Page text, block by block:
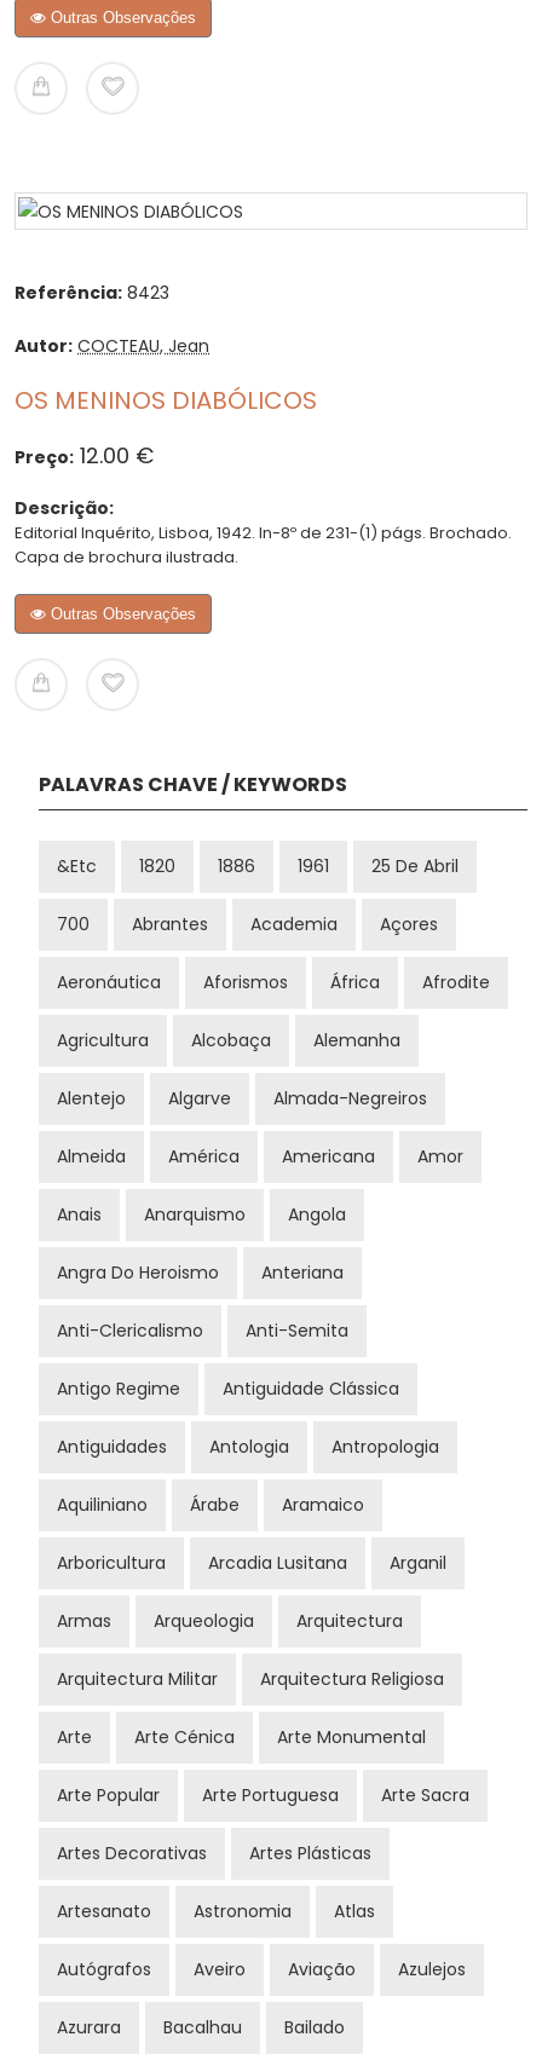
Outras Observações
Referência: 8423
Autor: COCTEAU, Jean
OS MENINOS DIABÓLICOS
Preço: 12.00 €
Descrição:
Editorial Inquérito, Lisboa, 1942. In-8º de 231-(1) págs. Brochado.
Capa de brochura ilustrada.
Outras Observações
PALAVRAS CHAVE / KEYWORDS
&etc 1820 1886 1961 25 De Abril
700 Abrantes Academia Açores
Aeronáutica Aforismos África Afrodite
Agricultura Alcobaça Alemanha
Alentejo Algarve Almada-Negreiros
Almeida América Americana Amor
Anais Anarquismo Angola
Angra Do Heroismo Anteriana
Anti-Clericalismo Anti-Semita
Antigo Regime Antiguidade Clássica
Antiguidades Antologia Antropologia
Aquiliniano Árabe Aramaico
Arboricultura Arcadia Lusitana Arganil
Armas Arqueologia Arquitectura
Arquitectura Militar Arquitectura Religiosa
Arte Arte Cénica Arte Monumental
Arte Popular Arte Portuguesa Arte Sacra
Artes Decorativas Artes Plásticas
Artesanato Astronomia Atlas
Autógrafos Aveiro Aviação Azulejos
Azurara Bacalhau Bailado